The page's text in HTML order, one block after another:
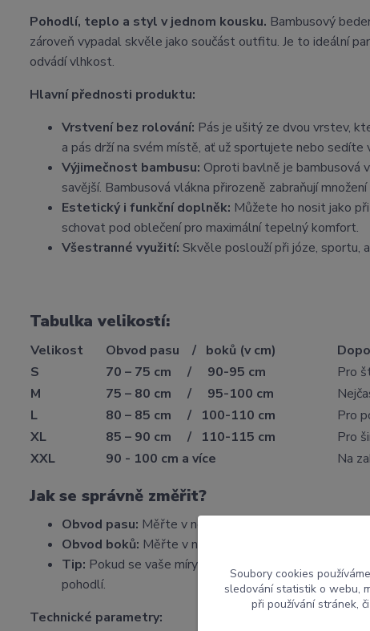
Pohodlí, teplo a styl v jednom kousku. Bambusový
zároveň vypadal skvěle jako součást outfitu. Je to ideální
odvádí vlhkost.
Hlavní přednosti produktu:
Vrstvení bez rolování: Pás je ušitý ze dvou vrstev,
a pás drží na svém místě, ať už sportujete nebo sedíte
Výjimečnost bambusu: Oproti bavlně je bambusová
savější. Bambusová vlákna přirozeně zabraňují
Estetický i funkční doplněk: Můžete ho nosit jako
schovat pod oblečení pro maximální tepelný komfort.
Všestranné využití: Skvěle poslouží při józe, sportu,
Tabulka velikostí:
Velikost Obvod pasu / boků (v cm)
S
70 – 75 cm / 90-95 cm
Pro
M
75 – 80 cm / 95-100 cm
L
80 – 85 cm / 100-110 cm
Pro
XL
85 – 90 cm / 110-115 cm
Pro
XXL
90 - 100 cm a více Na
Jak se správně změřit?
Obvod pasu: Měřte v nejužším místě trupu (kousek
Obvod boků: Měřte v nejširším místě přes kyčle a
Tip: Pokud se vaše míry pohybují na hranici dvou
pohodlí.
Technické parametry:
Soubory cookies
sledování statistik o webu,
při používání stránek,